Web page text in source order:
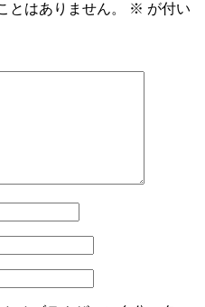
とはありません。 ※ が付い